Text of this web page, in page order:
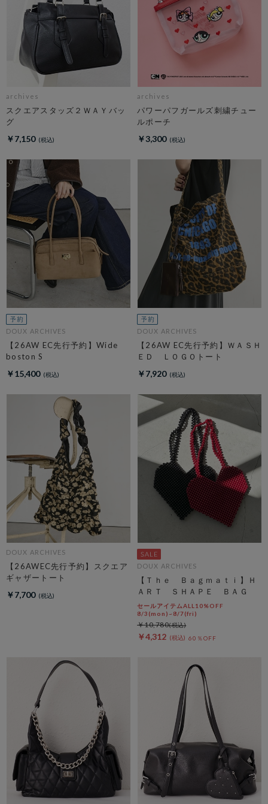
archives
スクエアスタッズ２ＷＡＹバッ
グ
￥7,150
archives
パワーパフガールズ刺繍チュー
ルポーチ
￥3,300
DOUX ARCHIVES
【26AW EC先行予約】Wide
boston S
￥15,400
DOUX ARCHIVES
【26AW EC先行予約】ＷＡＳＨ
ＥＤ ＬＯＧＯトート
￥7,920
DOUX ARCHIVES
【26AWEC先行予約】スクエア
ギャザートート
￥7,700
DOUX ARCHIVES
【Ｔｈｅ Ｂａｇｍａｔｉ】Ｈ
ＡＲＴ ＳＨＡＰＥ ＢＡＧ
セールアイテムALL10%OFF
8/3(mon)~8/7(fri)
￥4,312 60％OFF
￥10,780